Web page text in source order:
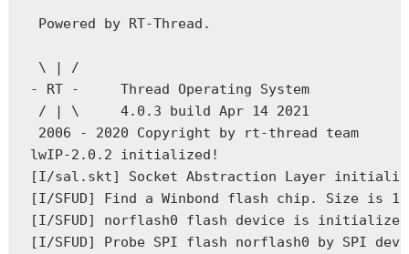
Powered by RT-Thread.
\ | /
- RT -     Thread Operating System
/ | \     4.0.3 build Apr 14 2021
2006 - 2020 Copyright by rt-thread team
lwIP-2.0.2 initialized!
[I/sal.skt] Socket Abstraction Layer
[I/SFUD] Find a Winbond flash chip. Size is
[I/SFUD] norflash0 flash device is initialize
[I/SFUD] Probe SPI flash norflash0 by SPI